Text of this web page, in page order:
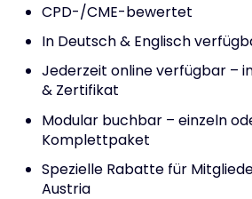
CPD-/CME-bewertet
In Deutsch & Englisch
Jederzeit online verfügbar –
& Zertifikat
Modular buchbar – einzeln
Komplettpaket
Spezielle Rabatte für
Austria